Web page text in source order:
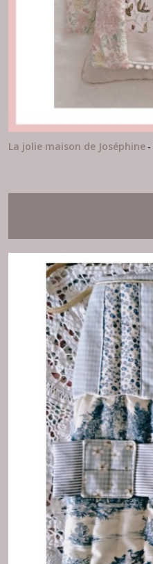
La jolie maison de Joséphine -